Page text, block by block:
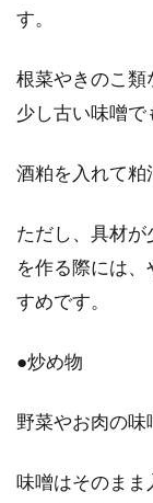
す。
根菜やきのこ類
少し古い味噌で
酒粕を入れて粕
ただし、具材
を作る際には
すめです。
●炒め物
野菜やお肉の味
味噌はそのまま